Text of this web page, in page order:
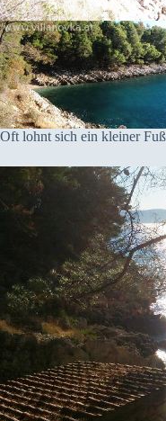
Oft lohnt sich ein kleiner